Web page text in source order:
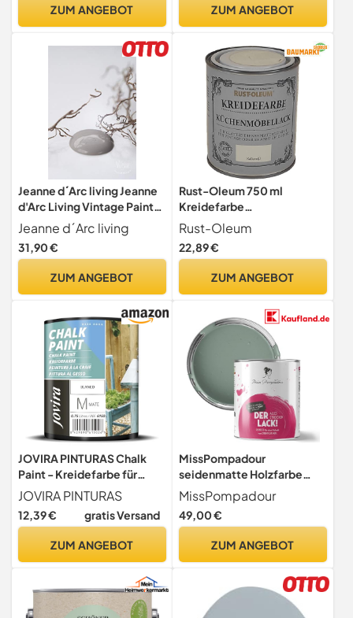
Paint Extra Matt (250 ml)
ZUM ANGEBOT ZUM ANGEBOT
Jeanne d´Arc living Jeanne
d'Arc Living Vintage Paint
Kreidefarbe WARM Latte
ECO Label Wasserbasiert
und Umweltfreundlich 700
JDL Malen
Jeanne d´Arc living
31,90 €
ZUM ANGEBOT
Rust-Oleum 750 ml
Kreidefarbe
Küchenmöbellack
Kalkweiß
Rust-Oleum
22,89 €
ZUM ANGEBOT
JOVIRA PINTURAS Chalk
Paint - Kreidefarbe für
Möbel Matte Oberfläche.
Erneuern Sie Ihre Möbel,
Vintage Möbelfarbe. (750
JOVIRA PINTURAS
12,39 € gratis Versand
ZUM ANGEBOT
MissPompadour
seidenmatte Holzfarbe
Innen & Außen 1L Grün mit
Grau, Möbelfarbe ohne
Schleifen - Farbe für Holz,
Holzlack, Möbellack
MissPompadour
49,00 €
ZUM ANGEBOT